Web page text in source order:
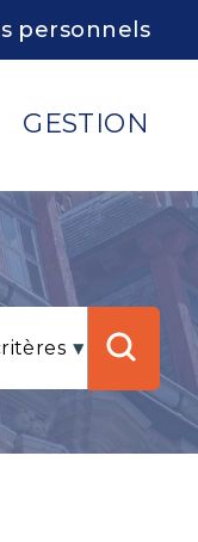
personnels
GESTION